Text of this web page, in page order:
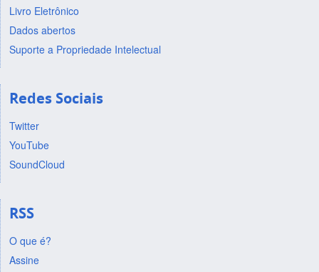
Livro Eletrônico
Dados abertos
Suporte a Propriedade Intelectual
Redes Sociais
Twitter
YouTube
SoundCloud
RSS
O que é?
Assine